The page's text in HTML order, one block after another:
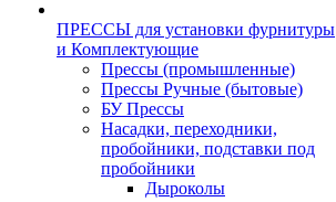
ПРЕССЫ для установки фурнитуры
и Комплектующие
Прессы (промышленные)
Прессы Ручные (бытовые)
БУ Прессы
Насадки, переходники,
пробойники, подставки под
пробойники
Дыроколы